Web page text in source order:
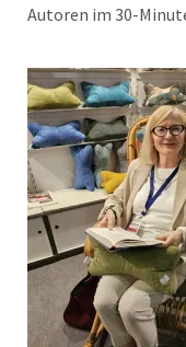
Autoren im 30-